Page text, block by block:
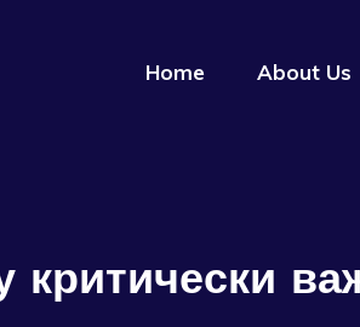
Home About Us
критически